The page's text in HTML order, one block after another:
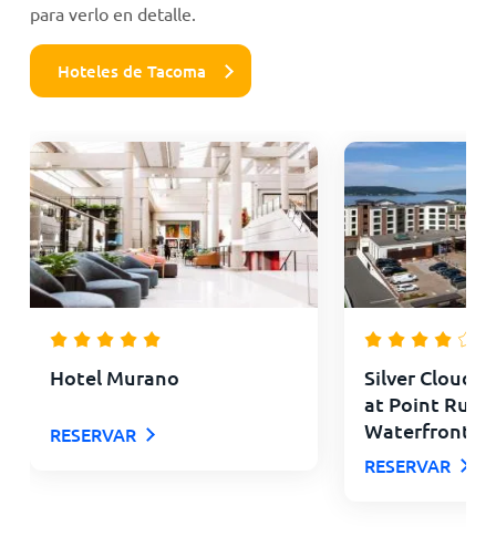
para verlo en detalle.
Hoteles de Tacoma
Hotel Murano
RESERVAR
Silver Cloud
at Point
Waterfront
RESERVAR